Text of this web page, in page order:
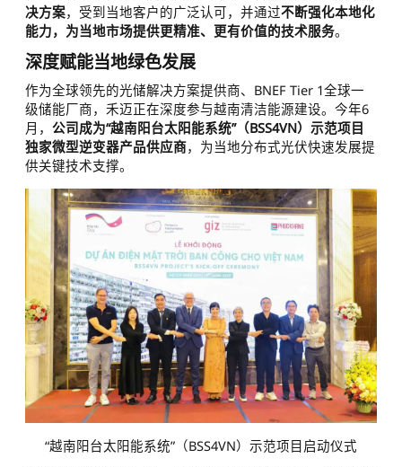
决方案，受到当地客户的广泛认可，并通过不断强化本地化
能力，为当地市场提供更精准、更有价值的技术服务。
深度赋能当地绿色发展
作为全球领先的光储解决方案提供商、BNEF Tier 1全球一
级储能厂商，禾迈正在深度参与越南清洁能源建设。今年6
月， 公司成为“越南阳台太阳能系统”（BSS4VN）示范项目
独家微型逆变器产品供应商，为当地分布式光伏快速发展提
供关键技术支撑。
“越南阳台太阳能系统”（BSS4VN）示范项目启动仪式